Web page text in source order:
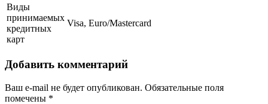
Виды
принимаемых
кредитных
карт
Visa, Euro/Mastercard
Добавить комментарий
Ваш e-mail не будет опубликован. Обязательные поля
помечены *